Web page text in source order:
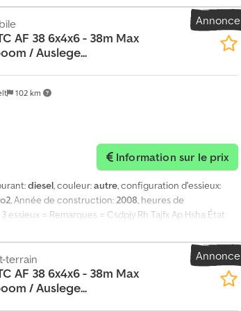
Annonce
102 km
AF 38 6x4x6 - 38m Max
/ Auslege...
Information sur le prix
diesel, couleur:autre, configuration d'essieux:
, Année de construction:2008, heures de
essieux = Remarques = Csdpjy Rh Tajfx Ap Hsha État
techniques Nombre de cylindres: 6 Commande:
(Euro 2), ~240 kW (326 HP). Poids Poids à vide:
du bras supérieur: 38 m Marquage CE: oui
2026 État technique: très bon État optique: très bon
Annonce
terrain
AF 38 6x4x6 - 38m Max
/ Auslege...